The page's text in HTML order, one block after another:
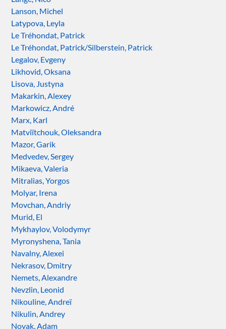
Lanson, Michel
Latypova, Leyla
Le Tréhondat, Patrick
Le Tréhondat, Patrick/Silberstein, Patrick
Legalov, Evgeny
Likhovid, Oksana
Lisova, Justyna
Makarkin, Alexey
Markowicz, André
Marx, Karl
Matviïtchouk, Oleksandra
Mazor, Garik
Medvedev, Sergey
Mikaeva, Valeria
Mitralias, Yorgos
Molyar, Irena
Movchan, Andriy
Murid, El
Mykhaylov, Volodymyr
Myronyshena, Tania
Navalny, Alexei
Nekrasov, Dmitry
Nemets, Alexandre
Nevzlin, Leonid
Nikouline, Andreï
Nikulin, Andrey
Novak, Adam